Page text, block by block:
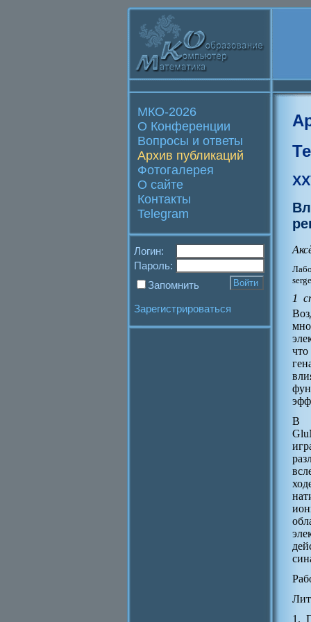
МКО-2026
О Конференции
Вопросы и ответы
Архив публикаций
Фотогалерея
О сайте
Контакты
Telegram
Логин:
Пароль:
Запомнить
Зарегистрироваться
1
В
1.